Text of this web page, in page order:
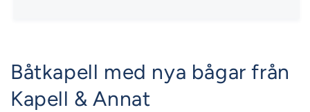
Båtkapell med nya bågar från
Kapell & Annat